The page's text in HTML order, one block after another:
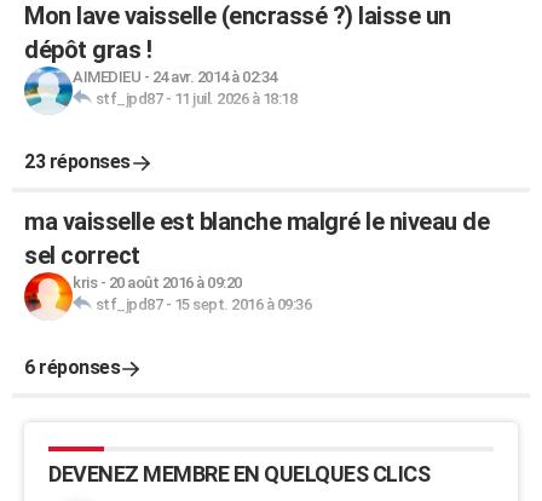
Mon lave vaisselle (encrassé ?) laisse un
dépôt gras !
AIMEDIEU - 24 avr. 2014 à 02:34
stf_jpd87- 11 juil. 2026 à 18:18
23 réponses
ma vaisselle est blanche malgré le niveau de
sel correct
kris- 20 août 2016 à 09:20
stf_jpd87- 15 sept. 2016 à 09:36
6 réponses
DEVENEZ MEMBRE EN QUELQUES CLICS